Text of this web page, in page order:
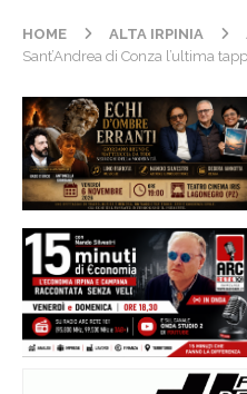
HOME ALTA IRPINIA
Sant’Andrea di Conza l’ultima